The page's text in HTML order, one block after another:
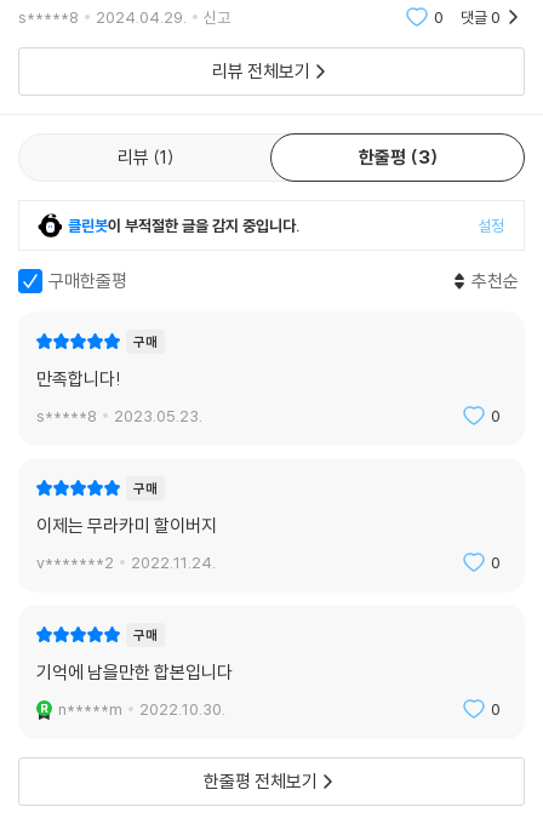
s*****8 2024.04.29. 신고 0 댓글0
리뷰 전체보기
리뷰 1 한줄평 3
클린봇이 부적절한 글을 감지 중입니다. 설정
구매한줄평 추천순
구매
만족합니다!
s*****8 2023.05.23. 0
구매
이제는 무라카미 할이버지
v*******2 2022.11.24. 0
구매
기억에 남을만한 합본입니다
n*****m 2022.10.30. 0
한줄평 전체보기